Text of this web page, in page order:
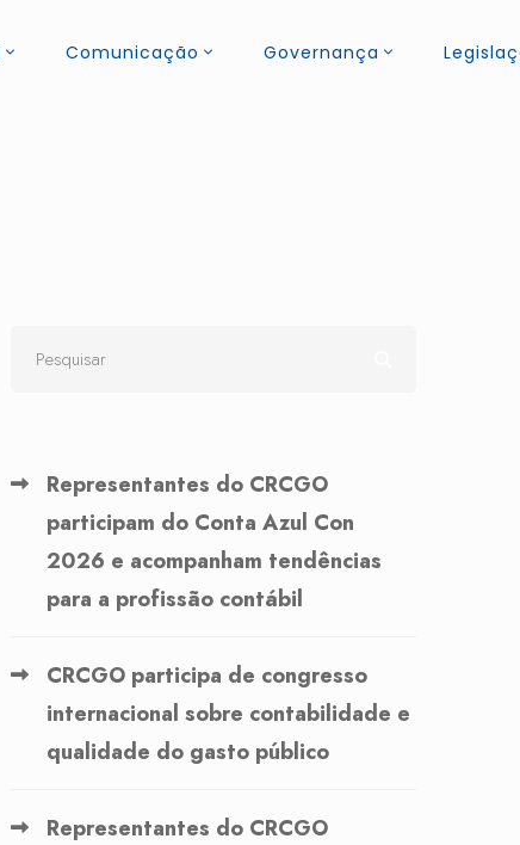
Comunicação Governança
Representantes do CRCGO
participam do Conta Azul Con
2026 e acompanham tendências
para a profissão contábil
CRCGO participa de congresso
internacional sobre contabilidade e
qualidade do gasto público
Representantes do CRCGO